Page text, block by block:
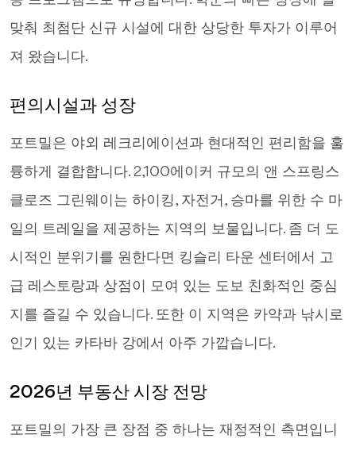
맞춰 최첨단 신규 시설에 대한 상당한 투자가 이루어
져 왔습니다.
편의시설과 성장
포트밀은 야외 레크리에이션과 현대적인 편리함을 훌
륭하게 결합합니다. 2,100에이커 규모의 앤 스프링스
클로즈 그린웨이는 하이킹, 자전거, 승마를 위한 수 마
일의 트레일을 제공하는 지역의 보물입니다. 좀 더 도
시적인 분위기를 원한다면 킹슬리 타운 센터에서 고
급 레스토랑과 상점이 모여 있는 도보 친화적인 중심
지를 즐길 수 있습니다. 또한 이 지역은 카약과 낚시로
인기 있는 카타바 강에서 아주 가깝습니다.
2026년 부동산 시장 전망
포트밀의 가장 큰 장점 중 하나는 재정적인 측면입니